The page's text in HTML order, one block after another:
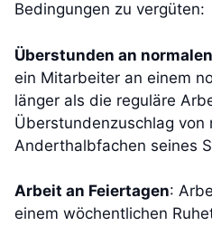
Bedingungen zu vergüten:
Überstunden an
ein Mitarbeiter an einem
länger als die reguläre
Überstundenzuschlag von
Anderthalbfachen seines
Arbeit an Feiertagen:
einem wöchentlichen